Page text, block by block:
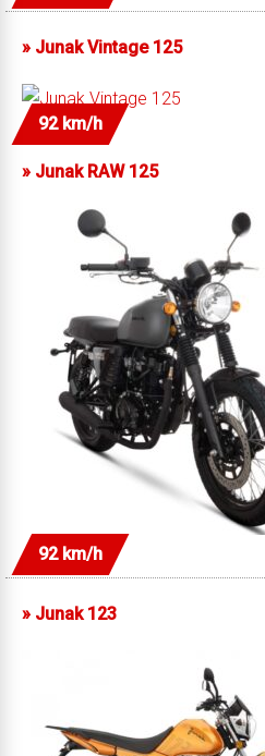
» Junak Vintage 125
92 km/h
» Junak RAW 125
92 km/h
» Junak 123